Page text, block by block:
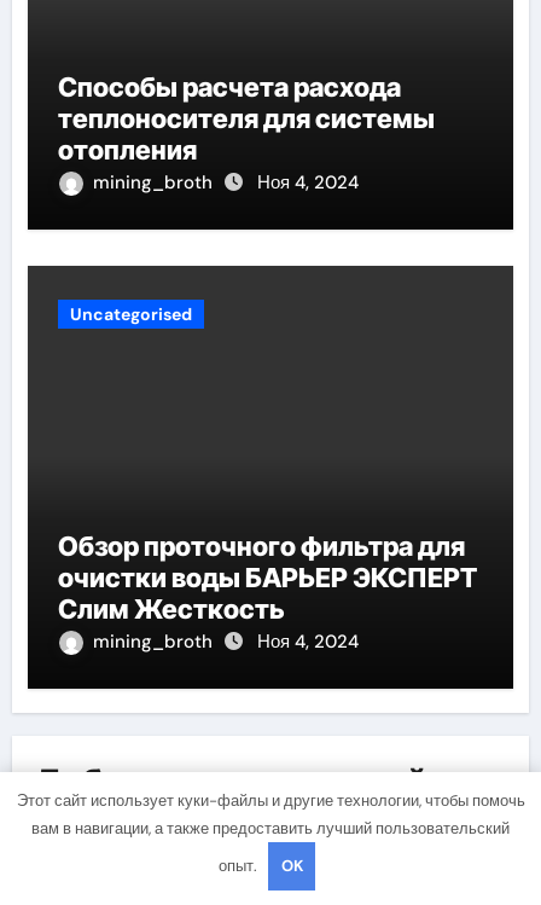
Способы расчета расхода
теплоносителя для системы
отопления
mining_broth Ноя 4, 2024
Uncategorised
Обзор проточного фильтра для
очистки воды БАРЬЕР ЭКСПЕРТ
Слим Жесткость
mining_broth Ноя 4, 2024
Добавить комментарий
Для отправки комментария вам необходимо
Этот сайт использует куки-файлы и другие технологии, чтобы помочь
вам в навигации, а также предоставить лучший пользовательский
опыт.
OK